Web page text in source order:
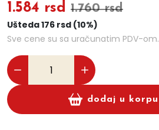
1.584 rsd 1.760 rsd
Ušteda 176 rsd (10%)
Sve cene su sa uračunatim PDV-om.
dodaj u korpu